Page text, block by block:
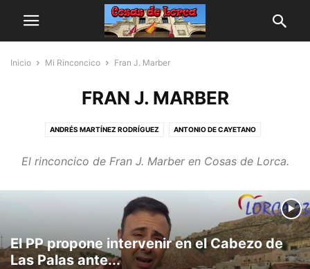
Inicio Mi Rinconcico Fran J. Marber
FRAN J. MARBER
ANDRÉS MARTÍNEZ RODRÍGUEZ ANTONIO DE CAYETANO
JESÚS PELEGRÍN JOSÉ FERNÁNDEZ RUFETE REVERTE
MARÍA QUIÑONERO
El rinconcico de Fran J. Marber en Cosas de Lorca.
El PP propone intervenir en el Cabezo de
Las Palas ante...